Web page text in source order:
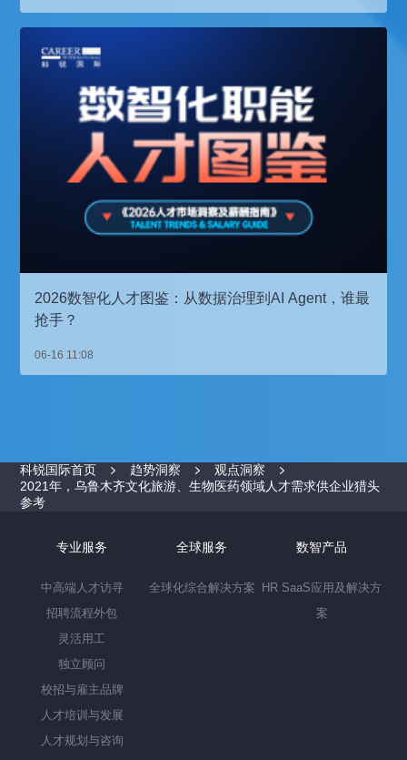
2026数智化人才图鉴：从数据治理到AI Agent，谁最
抢手？
06-16 11:08
科锐国际首页 趋势洞察
观点洞察
2021年，乌鲁木齐文化旅游、生物医药领域人才需求供企业猎头
参考
专业服务
中高端人才访寻
招聘流程外包
灵活用工
独立顾问
校招与雇主品牌
人才培训与发展
人才规划与咨询
全球服务
全球化综合解决方案
数智产品
HR SaaS应用及解决方
案